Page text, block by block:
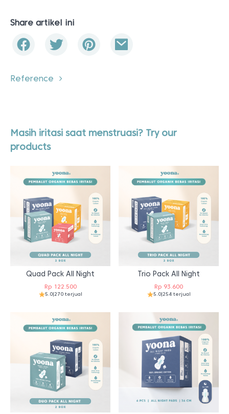
Share artikel ini
Reference
Masih iritasi saat menstruasi? Try our
products
Quad Pack All Night
Rp122.500
5.0|270 terjual
Trio Pack All Night
Rp 93.600
5.0|254 terjual